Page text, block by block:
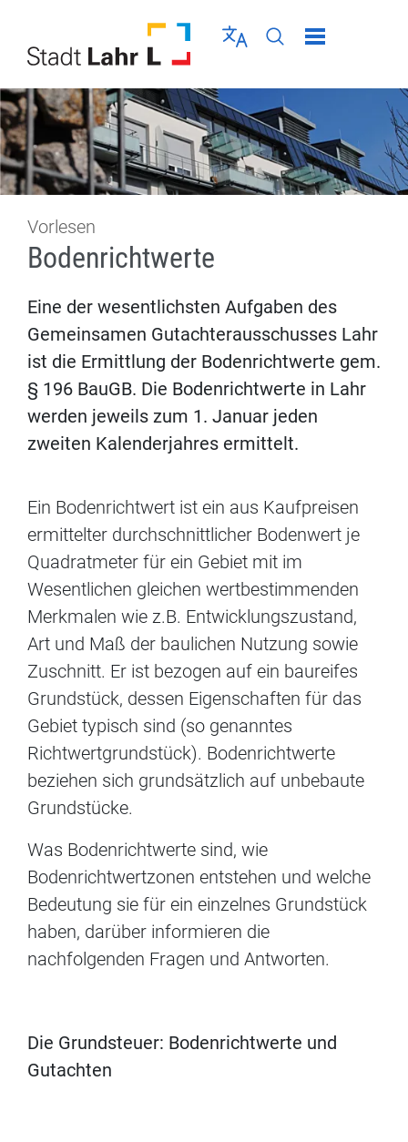
Sprache wählen
Seiten-Suche
Menü schließen
Vorlesen
Bodenrichtwerte
Eine der wesentlichsten Aufgaben des
Gemeinsamen Gutachterausschusses Lahr
ist die Ermittlung der Bodenrichtwerte gem.
§ 196 BauGB. Die Bodenrichtwerte in Lahr
werden jeweils zum 1. Januar jeden
zweiten Kalenderjahres ermittelt.
Ein Bodenrichtwert ist ein aus Kaufpreisen
ermittelter durchschnittlicher Bodenwert je
Quadratmeter für ein Gebiet mit im
Wesentlichen gleichen wertbestimmenden
Merkmalen wie z.B. Entwicklungszustand,
Art und Maß der baulichen Nutzung sowie
Zuschnitt. Er ist bezogen auf ein baureifes
Grundstück, dessen Eigenschaften für das
Gebiet typisch sind (so genanntes
Richtwertgrundstück). Bodenrichtwerte
beziehen sich grundsätzlich auf unbebaute
Grundstücke.
Was Bodenrichtwerte sind, wie
Bodenrichtwertzonen entstehen und welche
Bedeutung sie für ein einzelnes Grundstück
haben, darüber informieren die
nachfolgenden Fragen und Antworten.
Die Grundsteuer: Bodenrichtwerte und
Gutachten